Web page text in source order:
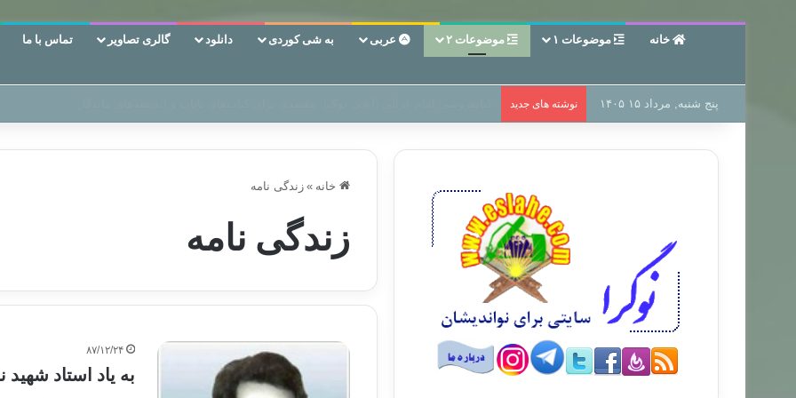
خانه موضوعات ۱ موضوعات ۲ عربی به شی کوردی دانلود گالری تصاویر تماس با ما
پنج شنبه, مرداد ۱۵ ۱۴۰۵ نوشته های جدید
خانه » زندگی نامه
زندگی نامه
۸۷/۱۲/۲۴
به یاد استاد